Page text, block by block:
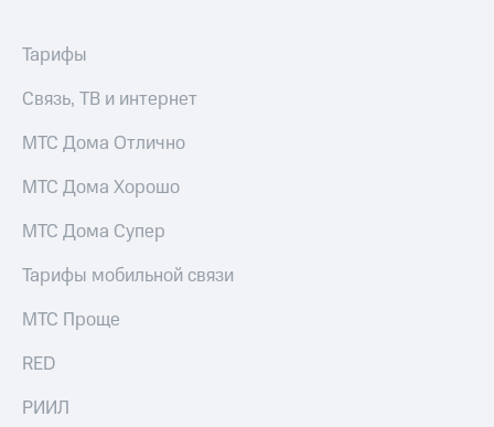
Тарифы
Связь, ТВ и интернет
МТС Дома Отлично
МТС Дома Хорошо
МТС Дома Супер
Тарифы мобильной связи
МТС Проще
RED
РИИЛ